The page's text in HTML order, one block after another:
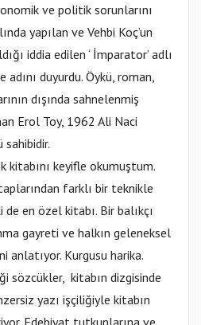
ve politik sorunlarını
yapılan ve Vehbi Koç’un
iddia edilen ‘ İmparator’ adlı
duyurdu. Öykü, roman,
dışında sahnelenmiş
Erol Toy, 1962 Ali Naci
sahibidir.
kitabını keyifle okumuştum.
farklı bir teknikle
en özel kitabı. Bir balıkçı
gayreti ve halkın geleneksel
anlatıyor. Kurgusu harika.
sözcükler, kitabın dizgisinde
yazı işçiliğiyle kitabın
Edebiyat tutkunlarına ve